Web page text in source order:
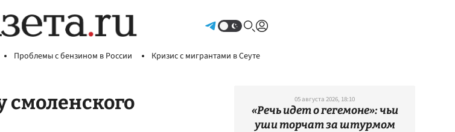
Проблемы с бензином в России Кризис с мигрантами в Сеуте
смоленского
05 августа 2026, 18:10
«Речь идет о гегемоне»: чьи
уши торчат за штурмом